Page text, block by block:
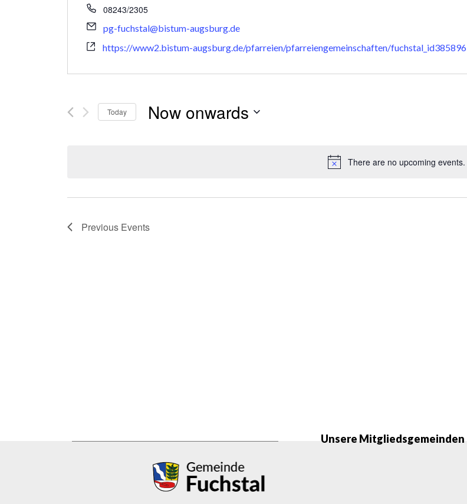
There are no upcoming events.
08243/2305
pg-fuchstal@bistum-augsburg.de
https://www2.bistum-augsburg.de/pfarreien/pfarreiengemeinschaften/fuchstal_id385896
Today Now onwards
Previous Events
Unsere Mitgliedsgemeinden